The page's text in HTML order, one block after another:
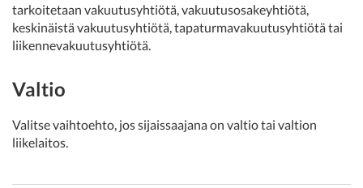
tarkoitetaan vakuutusyhtiötä, vakuutusosakeyhtiötä,
keskinäistä vakuutusyhtiötä, tapaturmavakuutusyhtiötä tai
liikennevakuutusyhtiötä.
Valtio
Valitse vaihtoehto, jos sijaissaajana on valtio tai valtion
liikelaitos.